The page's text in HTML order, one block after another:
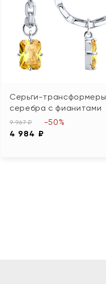
Серьги-трансформеры
серебра с фианитами
9 967 ₽
4 984 ₽
-50%